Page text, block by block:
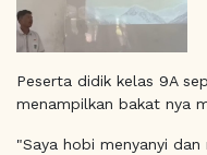
Peserta didik kelas 9A
menampilkan bakat nya
"Saya hobi menyanyi